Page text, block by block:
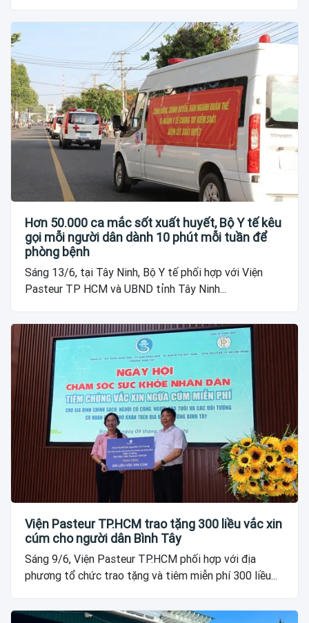
Hơn 50.000 ca mắc sốt xuất huyết, Bộ Y tế kêu
gọi mỗi người dân dành 10 phút mỗi tuần để
phòng bệnh
Sáng 13/6, tại Tây Ninh, Bộ Y tế phối hợp với Viện
Pasteur TP HCM và UBND tỉnh Tây Ninh...
Viện Pasteur TP.HCM trao tặng 300 liều vắc xin
cúm cho người dân Bình Tây
Sáng 9/6, Viện Pasteur TP.HCM phối hợp với địa
phương tổ chức trao tặng và tiêm miễn phí 300 liều...